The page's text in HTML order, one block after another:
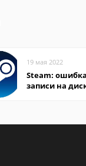
19 мая 2022
Steam:
записи на